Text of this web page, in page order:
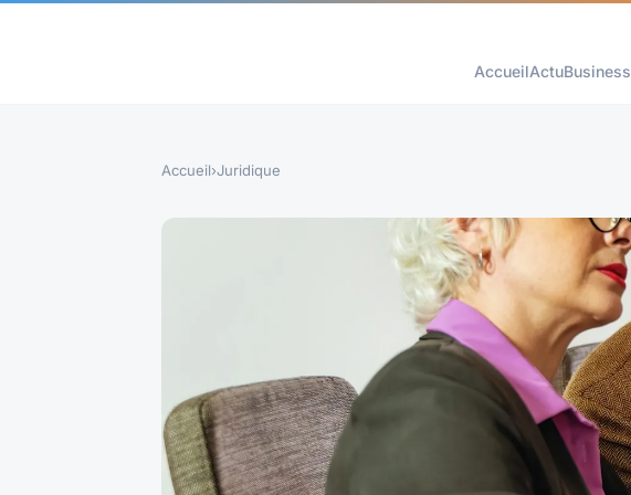
AccueilActuBusiness
Accueil›Juridique